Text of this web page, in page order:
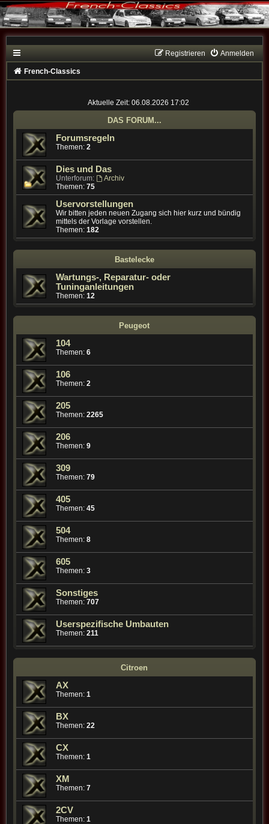
Anmelden
Registrieren
French-Classics
Aktuelle Zeit: 06.08.2026 17:02
DAS FORUM...
Forumsregeln
Themen: 2
Dies und Das
Unterforum:
Archiv
Themen: 75
Uservorstellungen
Wir bitten jeden neuen Zugang sich hier kurz und bündig
mittels der Vorlage vorstellen.
Themen: 182
Bastelecke
Wartungs-, Reparatur- oder
Tuninganleitungen
Themen: 12
Peugeot
104
Themen: 6
106
Themen: 2
205
Themen: 2265
206
Themen: 9
309
Themen: 79
405
Themen: 45
504
Themen: 8
605
Themen: 3
Sonstiges
Themen: 707
Userspezifische Umbauten
Themen: 211
Citroen
AX
Themen: 1
BX
Themen: 22
CX
Themen: 1
XM
Themen: 7
2CV
Themen: 1